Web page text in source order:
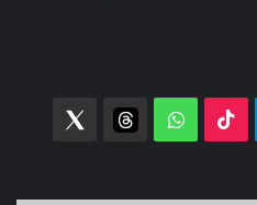
تيلقرام ‫TikTok واتساب threads